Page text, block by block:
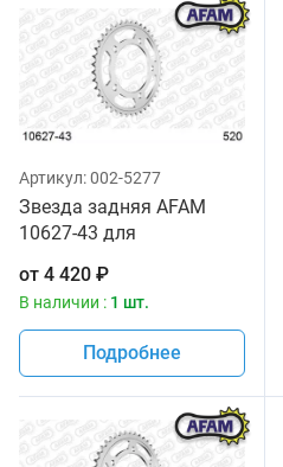
Артикул:002-5277
Звезда задняя AFAM
10627-43 для
от 4 420 ₽
В наличии : 1 шт.
Подробнее